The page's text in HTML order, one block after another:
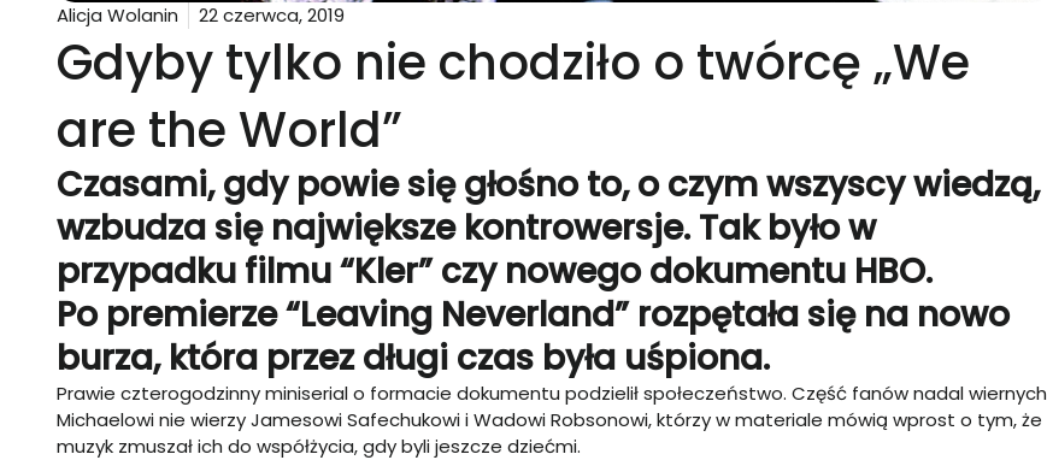
Alicja Wolanin 22 czerwca, 2019
Gdyby tylko nie chodziło o twórcę „We
are the World”
Czasami, gdy powie się głośno to, o czym wszyscy wiedzą,
wzbudza się największe kontrowersje. Tak było w
przypadku filmu “Kler” czy nowego dokumentu HBO.
Po premierze “Leaving Neverland” rozpętała się na nowo
burza, która przez długi czas była uśpiona.
Prawie czterogodzinny miniserial o formacie dokumentu podzielił społeczeństwo. Część fanów nadal wiernych
Michaelowi nie wierzy Jamesowi Safechukowi i Wadowi Robsonowi, którzy w materiale mówią wprost o tym, że
muzyk zmuszał ich do współżycia, gdy byli jeszcze dziećmi.